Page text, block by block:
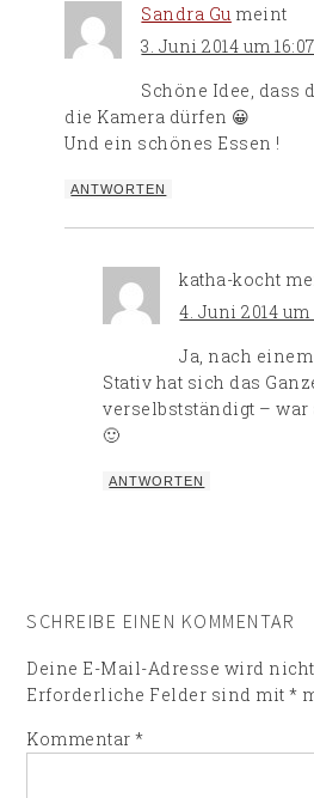
Sandra Gu meint
3. Juni 2014 um 16:07
Schöne Idee, dass
die Kamera dürfen 😀
Und ein schönes Essen !
ANTWORTEN
katha-kocht
4. Juni 2014 um
Ja, nach
Stativ hat sich das
verselbstständigt – war
🙂
ANTWORTEN
SCHREIBE EINEN KOMMENTAR
Deine E-Mail-Adresse wird
Erforderliche Felder sind mit*
Kommentar*